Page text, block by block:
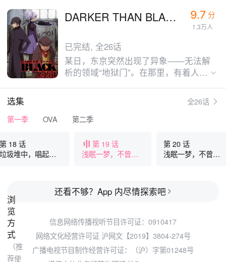
DARKER THAN BLACK
9.7 分
1.3万人
已完结, 全26话
某日，东京突然出现了异象——无法解
析的领域“地狱门”。在那里，有着人们
们称这些来访者为“契约者”，他们有的
失去心智，甚至会残酷地杀害人类……
“契约者”们来到东京，究竟意欲何为？
选集
全26话
第一季
OVA 第二季
第 18 话
垃圾堆中，唱起情
第 19 话
浅眠一梦，不曾醉
第 20 话
浅眠一梦，不曾醉
还看不够？App 内尽情探索吧
信息网络传播视听节目许可证：0910417
网络文化经营许可证 沪网文【2019】3804-274号
广播电视节目制作经营许可证：（沪）字第01248号
浏
览
方
式
（推
荐使